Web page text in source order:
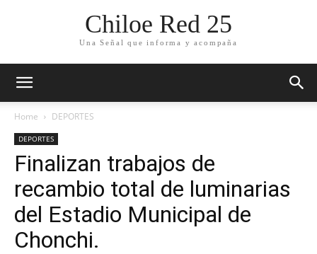
Chiloe Red 25
Una Señal que informa y acompaña
Home DEPORTES
DEPORTES
Finalizan trabajos de
recambio total de luminarias
del Estadio Municipal de
Chonchi.